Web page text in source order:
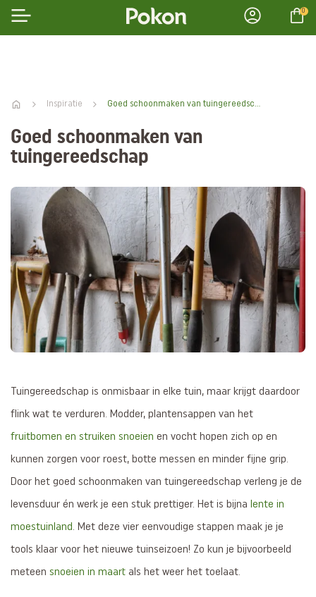
0
Inspiratie Goed schoonmaken van tuingereedschap
Goed schoonmaken van
tuingereedschap
Tuingereedschap is onmisbaar in elke tuin, maar krijgt daardoor
flink wat te verduren. Modder, plantensappen van het
fruitbomen en struiken snoeien en vocht hopen zich op en
kunnen zorgen voor roest, botte messen en minder fijne grip.
Door het goed schoonmaken van tuingereedschap verleng je de
levensduur én werk je een stuk prettiger. Het is bijna lente in
moestuinland. Met deze vier eenvoudige stappen maak je je
tools klaar voor het nieuwe tuinseizoen! Zo kun je bijvoorbeeld
meteen snoeien in maart als het weer het toelaat.